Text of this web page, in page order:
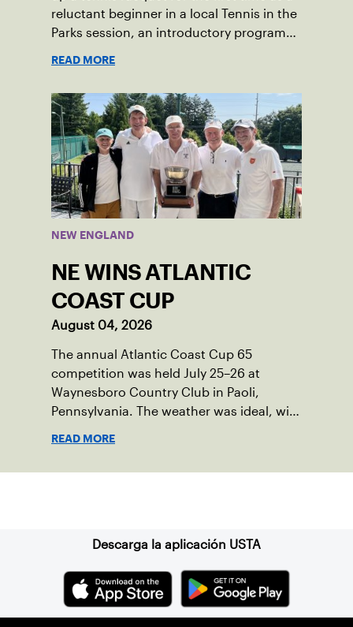
reluctant beginner in a local Tennis in the
Parks session, an introductory program
time, he’s the one running the drills.
READ MORE
NEW ENGLAND
NE WINS ATLANTIC
COAST CUP
August 04, 2026
The annual Atlantic Coast Cup 65
competition was held July 25–26 at
Waynesboro Country Club in Paoli,
Pennsylvania. The weather was ideal, with
spectators.
READ MORE
Descarga la aplicación USTA